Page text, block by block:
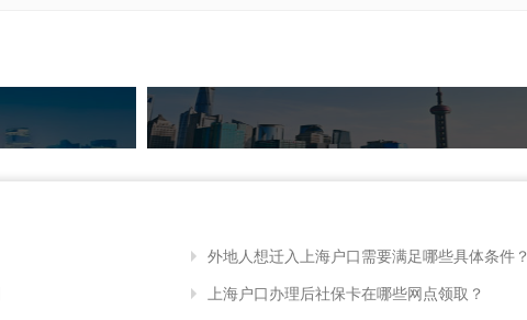
外地人想迁入上海户口需要满足哪些具体条件？
上海户口办理后社保卡在哪些网点领取？